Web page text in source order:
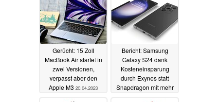
Gerücht: 15 Zoll
MacBook Air startet in
zwei Versionen,
verpasst aber den
Apple M3 20.04.2023
Bericht: Samsung
Galaxy S24 dank
Kosteneinsparung
durch Exynos statt
Snapdragon mit mehr